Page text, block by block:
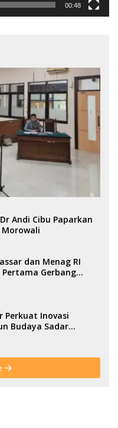
00:48
Andi Cibu Paparkan
Morowali
dan Menag RI
Gerbang
Perkuat Inovasi
Budaya Sadar